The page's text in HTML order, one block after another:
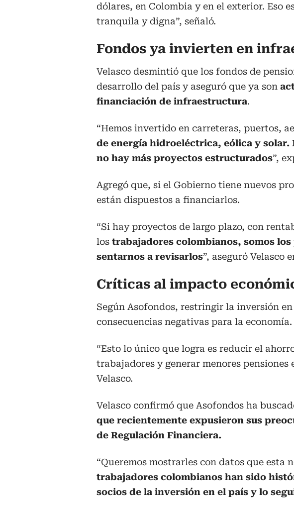
dólares, en Colombia y en el exterior. Eso
tranquila y digna”, señaló.
Fondos ya invierten en
Velasco desmintió que los fondos de
desarrollo del país y aseguró que ya son
financiación de infraestructura.
“Hemos invertido en carreteras, puertos,
de energía hidroeléctrica, eólica y solar.
no hay más proyectos estructurados”,
Agregó que, si el Gobierno tiene nuevos
están dispuestos a financiarlos.
“Si hay proyectos de largo plazo, con
los trabajadores colombianos, somos
sentarnos a revisarlos”, aseguró Velasco
Críticas al impacto
Según Asofondos, restringir la inversión
consecuencias negativas para la economía.
“Esto lo único que logra es reducir el
trabajadores y generar menores
Velasco.
Velasco confirmó que Asofondos ha
que recientemente expusieron sus
de Regulación Financiera.
“Queremos mostrarles con datos que esta
trabajadores colombianos han sido
socios de la inversión en el país y lo